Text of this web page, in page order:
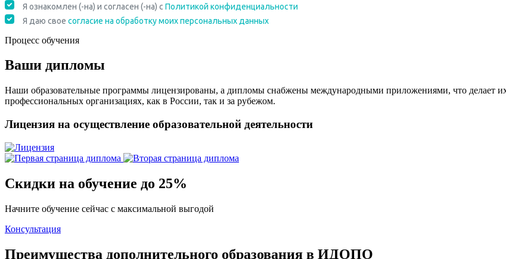
Процесс обучения
Ваши дипломы
Наши образовательные программы лицензированы, а дипломы снабжены международными приложениями, что делает
профессиональных организациях, как в России, так и за рубежом.
Лицензия на осуществление образовательной деятельности
Скидки на обучение до 25%
Начните обучение сейчас с максимальной выгодой
Консультация
Преимущества дополнительного образования в ИДОПО